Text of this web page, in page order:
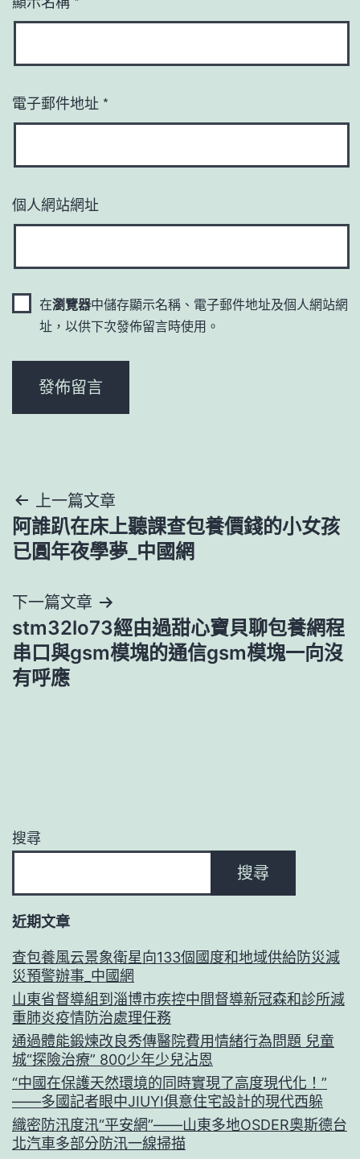
電子郵件地址 *
個人網站網址
在瀏覽器中儲存顯示名稱、電子郵件地址及個人網站網
址，以供下次發佈留言時使用。
文
章
覽
上一篇文章
阿誰趴在床上聽課查包養價錢的小女孩
已圓年夜學夢_中國網
下一篇文章
stm32lo73經由過甜心寶貝聊包養網程
串口與gsm模塊的通信gsm模塊一向沒
有呼應
搜尋
搜尋
近期文章
查包養風云景象衛星向133個國度和地域供給防災減
災預警辦事_中國網
山東省督導組到淄博市疾控中間督導新冠森和診所減
重肺炎疫情防治處理任務
通過體能鍛煉改良秀傳醫院費用情緒行為問題 兒童
城“探險治療” 800少年少兒沾恩
“中國在保護天然環境的同時實現了高度現代化！”
——多國記者眼中JIUYI俱意住宅設計的現代西躲
織密防汛度汛“平安網”——山東多地OSDER奧斯德台
北汽車多部分防汛一線掃描